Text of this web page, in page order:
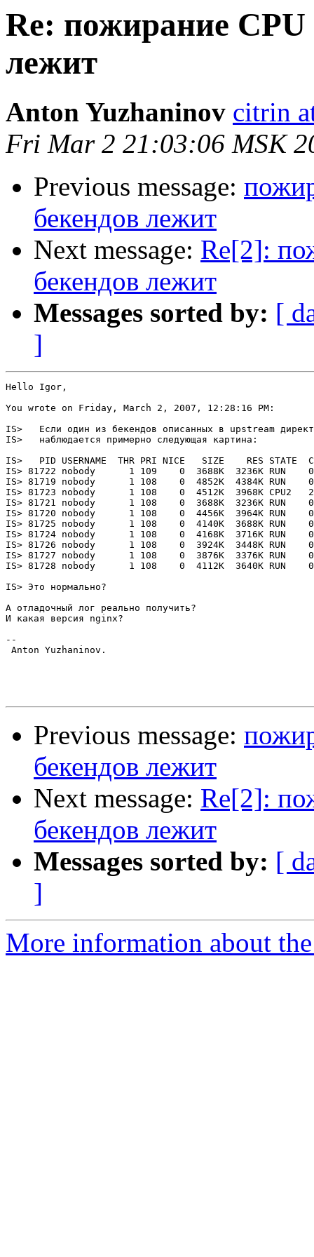
Re: пожирание CPU
лежит
Anton Yuzhaninov citrin
Fri Mar 2 21:03:06 MSK
Previous message:
бекендов лежит
Next message: Re[2]:
бекендов лежит
Messages sorted by: [
]
Hello Igor,
You wrote on Friday, March 2, 2007, 12:28:16 PM:
IS>   Если один из бекендов описанных в upstream
IS>   наблюдается примерно следующая картина:
IS>   PID USERNAME  THR PRI NICE   SIZE    RES STATE  C
IS> 81722 nobody      1 109    0  3688K  3236K RUN
IS> 81719 nobody      1 108    0  4852K  4384K RUN
IS> 81723 nobody      1 108    0  4512K  3968K CPU2
IS> 81721 nobody      1 108    0  3688K  3236K RUN
IS> 81720 nobody      1 108    0  4456K  3964K RUN
IS> 81725 nobody      1 108    0  4140K  3688K RUN
IS> 81724 nobody      1 108    0  4168K  3716K RUN
IS> 81726 nobody      1 108    0  3924K  3448K RUN
IS> 81727 nobody      1 108    0  3876K  3376K RUN
IS> 81728 nobody      1 108    0  4112K  3640K RUN
IS> Это нормально?
А отладочный лог реально получить?
И какая версия nginx?
--
Anton Yuzhaninov.
Previous message:
бекендов лежит
Next message: Re[2]:
бекендов лежит
Messages sorted by: [
]
More information about